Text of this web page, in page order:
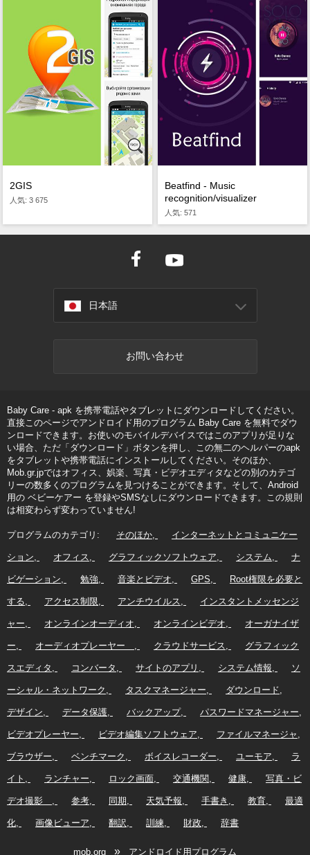
2GIS
人気: 3 675
Beatfind - Music
recognition/visualizer
人気: 571
日本語
お問い合わせ
Baby Care - apk を携帯電話やタブレットにダウンロードしてください。
直接このページでアンドロイド用のプログラム Baby Care を無料でダウ
ンロードできます。お使いのモバイルデバイスではこのアプリが足りな
い場合、ただ「ダウンロード」ボタンを押し、この無二のヘルパーのapk
をタブレットや携帯電話にインストールしてください。そのほか、
Mob.gr.jpではオフィス、娯楽、写真・ビデオエディタなどの別のカテゴ
リーの数多くのプログラムを見つけることができます。そして、Android
用の ベビーケアー を登録やSMSなしにダウンロードできます。この規則
は相変わらず変わっていません!
プログラムのカテゴリ: そのほか インターネットとコミュニケー
ション オフィス グラフィックソフトウェア システム ナ
ビゲーション 勉強 音楽とビデオ GPS Root権限を必要と
する アクセス制限 アンチウイルス インスタントメッセンジ
ャー オンラインオーディオ オンラインビデオ オーガナイザ
ー オーディオプレーヤー クラウドサービス グラフィック
スエディタ コンバータ サイトのアプリ システム情報 ソ
ーシャル・ネットワーク タスクマネージャー ダウンロード
デザイン データ保護 バックアップ パスワードマネージャー
ビデオプレーヤー ビデオ編集ソフトウェア ファイルマネージャ
ブラウザー ベンチマーク ボイスレコーダー ユーモア ラ
イト ランチャー ロック画面 交通機関 健康 写真・ビ
デオ撮影 参考 同期 天気予報 手書き 教育 最適
化 画像ビューア 翻訳 訓練 財政 辞書
mob.org » アンドロイド用プログラム